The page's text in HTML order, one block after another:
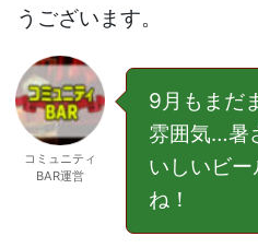
うございます。
コミュニティ
BAR運営
9月もまだ
雰囲気…暑
いしいビ
ね！